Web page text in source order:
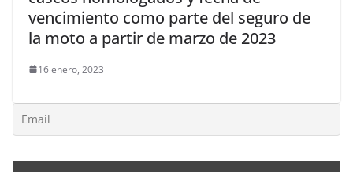
vencimiento como parte del seguro de
la moto a partir de marzo de 2023
16 enero, 2023